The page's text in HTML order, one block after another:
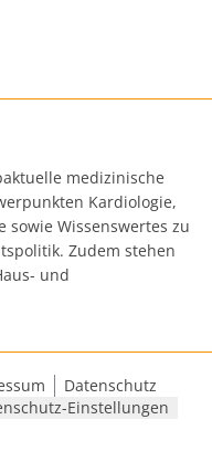
medizinische
Kardiologie,
sowie Wissenswertes zu
Zudem stehen
und
Datenschutz
Einstellungen